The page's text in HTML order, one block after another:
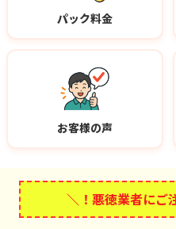
パック料金
お客様の声
＼！悪徳業者にご